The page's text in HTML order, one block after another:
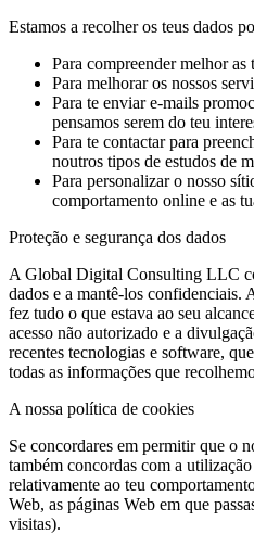
Estamos a recolher os teus dados
Para compreender melhor as
Para melhorar os nossos
Para te enviar e-mails
pensamos serem do teu
Para te contactar para
noutros tipos de estudos de
Para personalizar o nosso
comportamento online e as
Proteção e segurança dos dados
A Global Digital Consulting LLC
dados e a mantê-los
fez tudo o que estava ao seu
acesso não autorizado e a
recentes tecnologias e software,
todas as informações que
A nossa política de cookies
Se concordares em permitir que o
também concordas com a
relativamente ao teu
Web, as páginas Web em que
visitas).